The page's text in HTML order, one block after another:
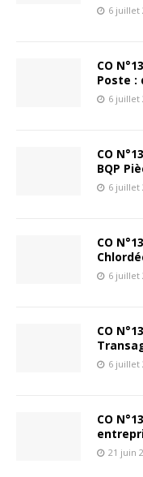
6 juillet
CO
Poste :
6 juillet
CO
BQP
6 juillet
CO
6 juillet
CO
6 juillet
CO
21 juin